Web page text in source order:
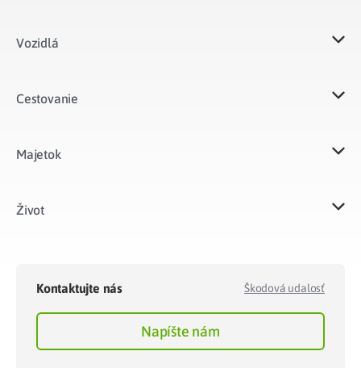
Vozidlá​
Cestovanie
Majetok​
Život​
Kontaktujte nás Škodová udalosť
Napíšte nám